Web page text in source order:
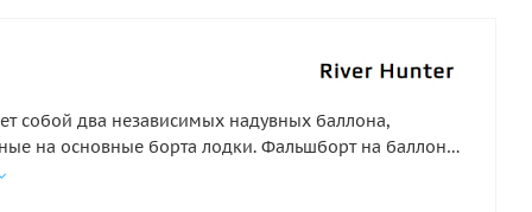
собой два независимых надувных баллона,
на основные борта лодки. Фальшборт на баллоны
380. Длина готового изделия 250-280 см.